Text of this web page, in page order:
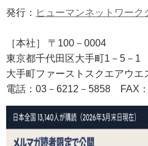
発行： ヒューマンネットワーク
［本社］ 〒100－0004
東京都千代田区大手町1－5－1
大手町ファーストスクエアウエ
電話：03－6212－5858
FAX